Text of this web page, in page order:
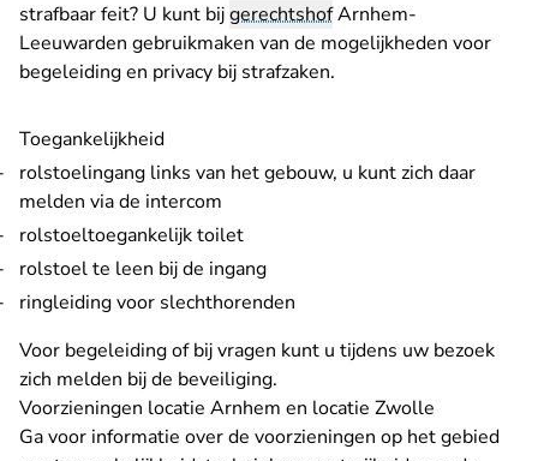
strafbaar feit? U kunt bijgerechtshofArnhem-
Leeuwarden gebruikmaken van de mogelijkheden voor
begeleiding en privacy bij strafzaken.
Toegankelijkheid
rolstoelingang links van het gebouw, u kunt zich daar
melden via de intercom
rolstoeltoegankelijk toilet
rolstoel te leen bij de ingang
ringleiding voor slechthorenden
Voor begeleiding of bij vragen kunt u tijdens uw bezoek
zich melden bij de beveiliging.
Voorzieningen locatie Arnhem en locatie Zwolle
Ga voor informatie over de voorzieningen op het gebied